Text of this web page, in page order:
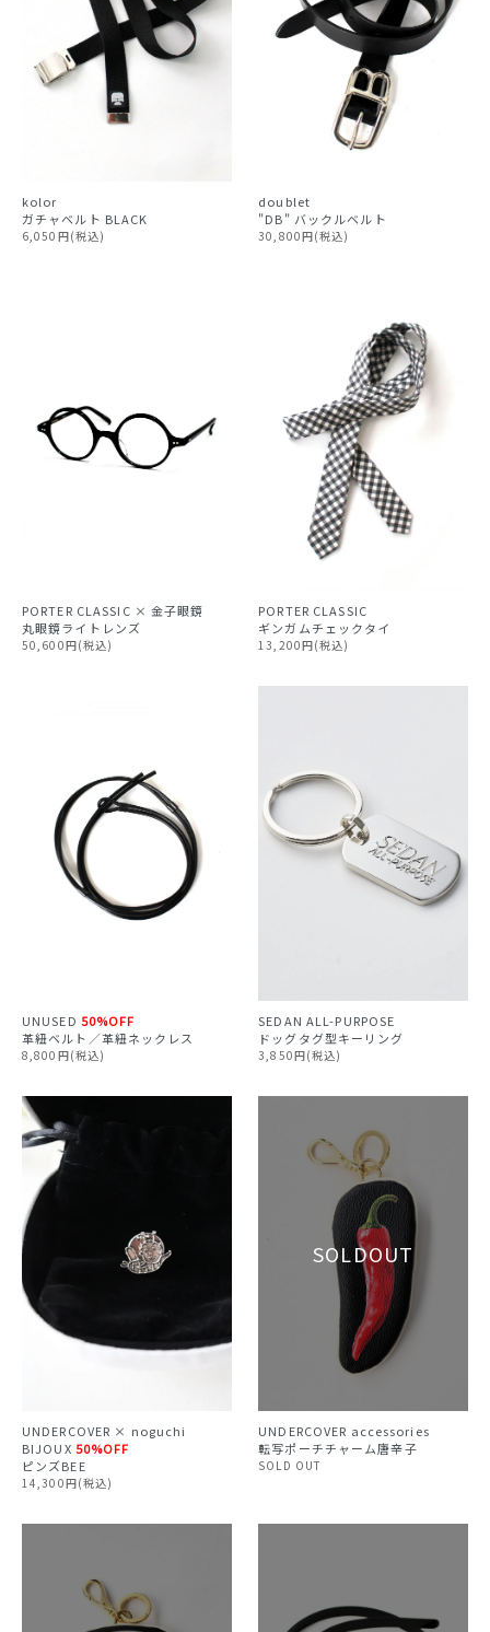
kolor
ガチャベルト BLACK
6,050円(税込)
doublet
"DB" バックルベルト
30,800円(税込)
PORTER CLASSIC × 金子眼鏡
丸眼鏡ライトレンズ
50,600円(税込)
PORTER CLASSIC
ギンガムチェックタイ
13,200円(税込)
UNUSED 50%OFF
革紐ベルト／革紐ネックレス
8,800円(税込)
SEDAN ALL-PURPOSE
ドッグタグ型キーリング
3,850円(税込)
UNDERCOVER × noguchi
BIJOUX 50%OFF
ピンズBEE
14,300円(税込)
UNDERCOVER accessories
転写ポーチチャーム唐辛子
SOLD OUT